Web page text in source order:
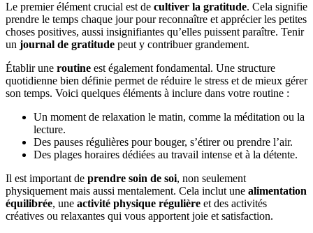
Le premier élément crucial est de cultiver la gratitude. Cela signifie
prendre le temps chaque jour pour reconnaître et apprécier les petites
choses positives, aussi insignifiantes qu’elles puissent paraître. Tenir
un journal de gratitude peut y contribuer grandement.
Établir une routine est également fondamental. Une structure
quotidienne bien définie permet de réduire le stress et de mieux gérer
son temps. Voici quelques éléments à inclure dans votre routine :
Un moment de relaxation le matin, comme la méditation ou la
lecture.
Des pauses régulières pour bouger, s’étirer ou prendre l’air.
Des plages horaires dédiées au travail intense et à la détente.
Il est important de prendre soin de soi, non seulement
physiquement mais aussi mentalement. Cela inclut une alimentation
équilibrée, une activité physique régulière et des activités
créatives ou relaxantes qui vous apportent joie et satisfaction.